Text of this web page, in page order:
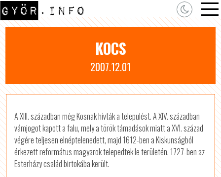
KOCS
2007.12.01
A XIII. században még Kosnak hívták a települést. A XIV. században
vámjogot kapott a falu, mely a török támadások miatt a XVI. század
végére teljesen elnéptelenedett, majd 1612-ben a Kiskunságból
érkezett református magyarok telepedtek le területén. 1727-ben az
Esterházy család birtokába került.